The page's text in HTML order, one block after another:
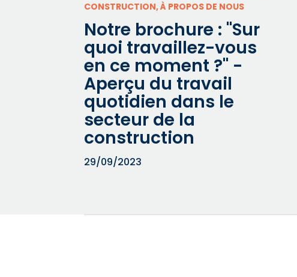
CONSTRUCTION, À PROPOS DE NOUS
Notre brochure : "Sur
quoi travaillez-vous
en ce moment ?" -
Aperçu du travail
quotidien dans le
secteur de la
construction
29/09/2023